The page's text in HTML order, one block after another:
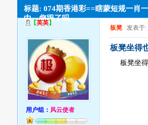
标题: 074期香港彩==瞎蒙短规一肖
中，您跟了吗
【英英】
用户组： 风云使者
板凳 发表于:
板凳坐得
板凳坐